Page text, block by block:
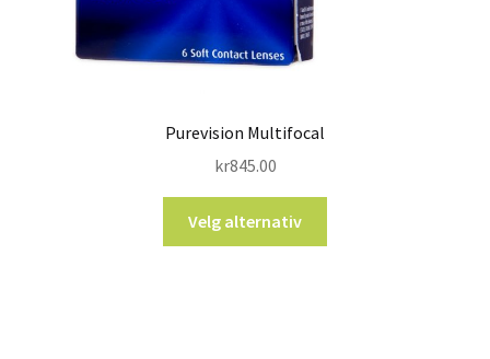
Purevision Multifocal
kr845.00
Velg alternativ